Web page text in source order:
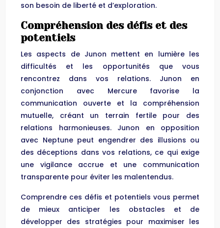
son besoin de liberté et d’exploration.
Compréhension des défis et des
potentiels
Les aspects de Junon mettent en lumière les
difficultés et les opportunités que vous
rencontrez dans vos relations. Junon en
conjonction avec Mercure favorise la
communication ouverte et la compréhension
mutuelle, créant un terrain fertile pour des
relations harmonieuses. Junon en opposition
avec Neptune peut engendrer des illusions ou
des déceptions dans vos relations, ce qui exige
une vigilance accrue et une communication
transparente pour éviter les malentendus.
Comprendre ces défis et potentiels vous permet
de mieux anticiper les obstacles et de
développer des stratégies pour maximiser les